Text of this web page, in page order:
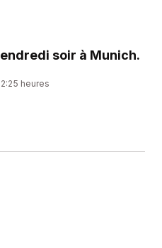
soir à Munich.
heures